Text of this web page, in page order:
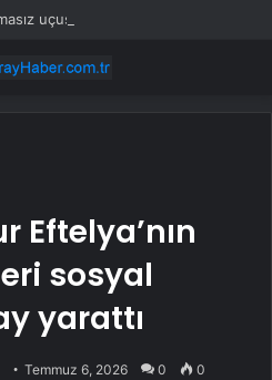
Eftelya’nın
sosyal
yarattı
Temmuz 6, 2026 0 0